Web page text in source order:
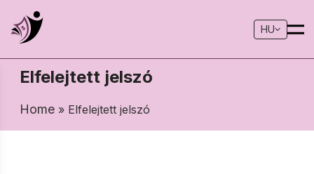
HU
Elfelejtett jelszó
Home » Elfelejtett jelszó